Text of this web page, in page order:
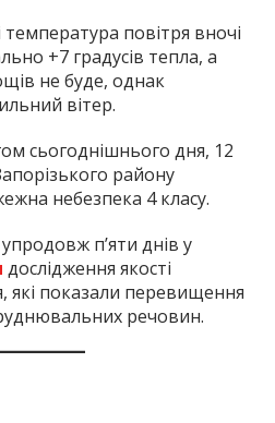
температура повітря вночі
+7 градусів тепла, а
не буде, однак
вітер.
сьогоднішнього дня, 12
району
небезпека 4 класу.
п’яти днів у
дослідження якості
які показали перевищення
речовин.